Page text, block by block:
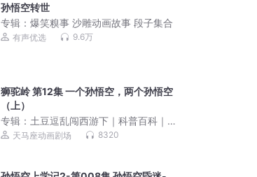
孙悟空转世
专辑：爆笑糗事 沙雕动画故事 段子集合
有声优选 9.6万
狮驼岭 第12集 一个孙悟空，两个孙悟空
（上）
专辑： 土豆逗乱闯西游下｜科普百科｜
睡前故事
天马座动画剧场 8320